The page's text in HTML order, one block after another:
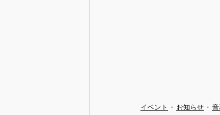
イベント お知らせ